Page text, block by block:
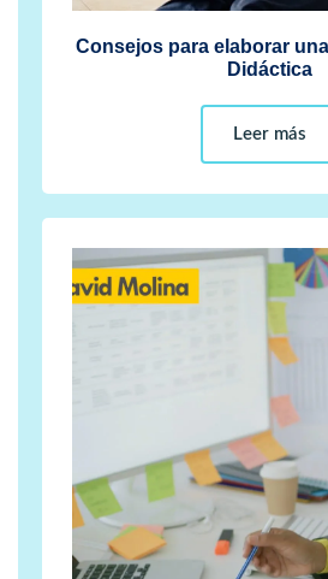
Consejos para elaborar
Didáctica
Leer más